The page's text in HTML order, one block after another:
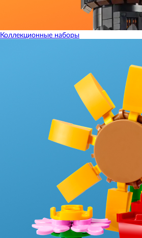
Коллекционные наборы